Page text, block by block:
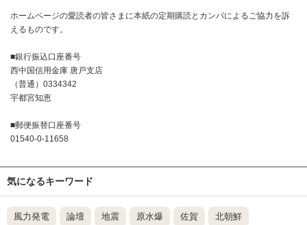
ホームページの愛読者の皆さまに本紙の定期購読とカンパによるご協力を訴
えるものです。
■銀行振込口座番号
西中国信用金庫 唐戸支店
（普通）0334342
宇都宮知恵
■郵便振替口座番号
01540-0-11658
気になるキーワード
風力発電 論壇 地震 原水爆 佐賀 北朝鮮